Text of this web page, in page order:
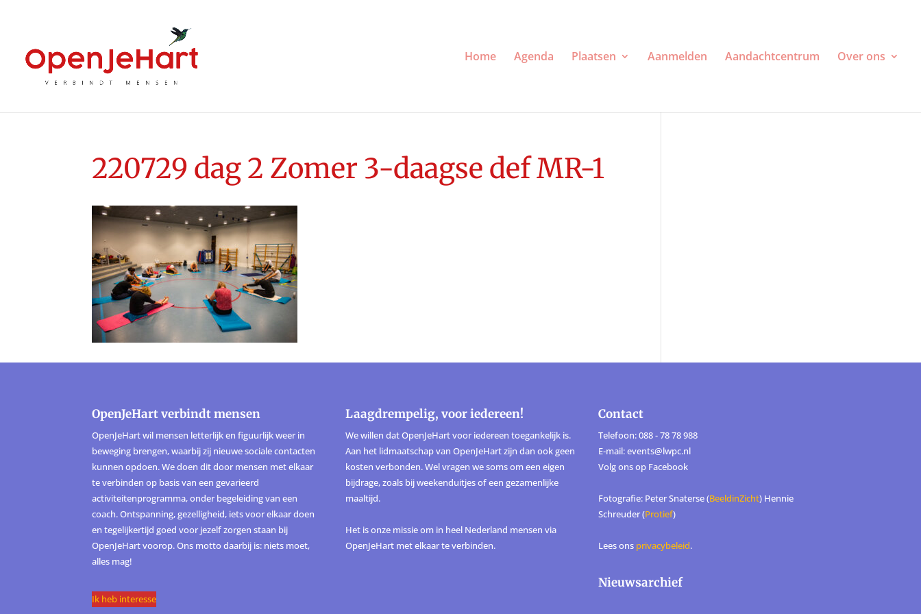
Home Agenda Plaatsen Aanmelden Aandachtcentrum Over ons
220729 dag 2 Zomer 3-daagse def MR-1
OpenJeHart verbindt mensen
OpenJeHart wil mensen letterlijk en figuurlijk weer in
beweging brengen, waarbij zij nieuwe sociale contacten
kunnen opdoen. We doen dit door mensen met elkaar
te verbinden op basis van een gevarieerd
activiteitenprogramma, onder begeleiding van een
coach. Ontspanning, gezelligheid, iets voor elkaar doen
en tegelijkertijd goed voor jezelf zorgen staan bij
OpenJeHart voorop. Ons motto daarbij is: niets moet,
alles mag!
Ik heb interesse
Laagdrempelig, voor iedereen!
We willen dat OpenJeHart voor iedereen toegankelijk is.
Aan het lidmaatschap van OpenJeHart zijn dan ook geen
kosten verbonden. Wel vragen we soms om een eigen
bijdrage, zoals bij weekenduitjes of een gezamenlijke
maaltijd.
Het is onze missie om in heel Nederland mensen via
OpenJeHart met elkaar te verbinden.
Contact
Telefoon: 088 - 78 78 988
E-mail: events@lwpc.nl
Volg ons op Facebook
Fotografie: Peter Snaterse (BeeldinZicht) Hennie
Schreuder (Protief)
Lees ons privacybeleid.
Nieuwsarchief